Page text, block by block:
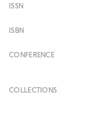
ISSN
ISBN
CONFERENCE
COLLECTIONS